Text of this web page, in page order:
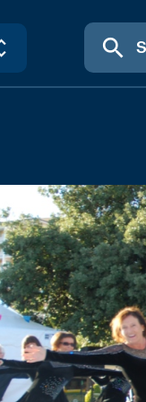
search